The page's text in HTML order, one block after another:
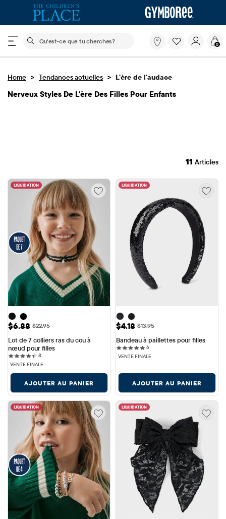
Le champ de recherche ci-dessous filtre les
Qu'est-
que
cherches?
0
Home > Tendances actuelles > L'ère de l'audace
Nerveux Styles De L'ère Des Filles Pour Enfants
11 Articles
LIQUIDATION
Prix ​​de vente: $6.88
$6.88 Prix ​​d'origine: $22.95
$22.95
Lot de 7 colliers ras du cou à
nœud pour filles
88 reviews
VENTE FINALE
AJOUTER AU PANIER
LIQUIDATION
Prix ​​de vente: $4.18
$4.18 Prix ​​d'origine: $13.95
$13.95
Bandeau à paillettes pour filles
66 reviews
VENTE FINALE
AJOUTER AU PANIER
LIQUIDATION LIQUIDATION